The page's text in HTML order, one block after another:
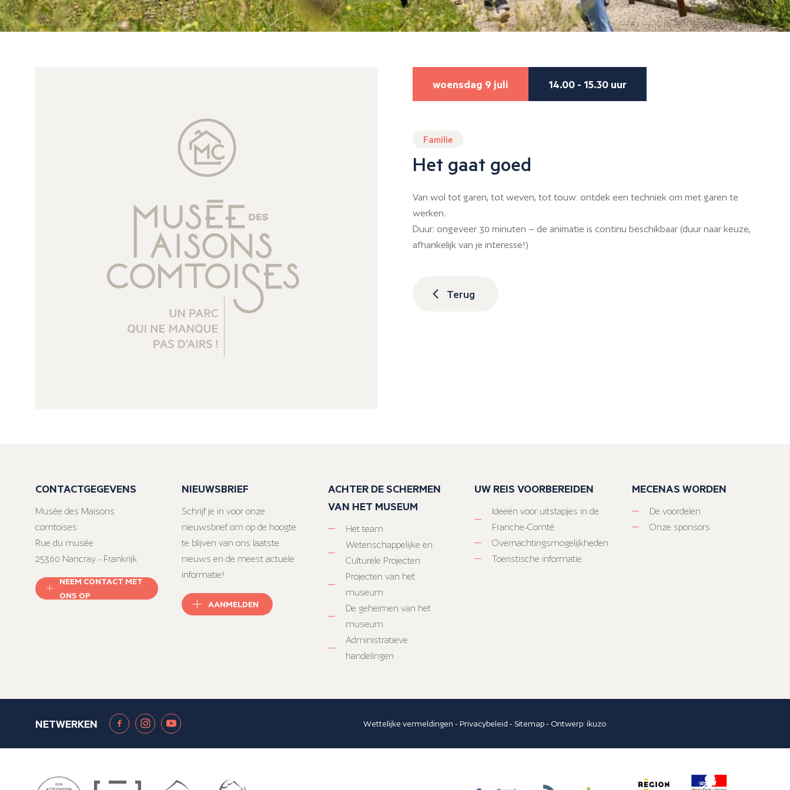
woensdag 9 juli 14.00 - 15.30 uur
Familie
Het gaat goed
Van wol tot garen, tot weven, tot touw: ontdek een techniek om met garen te
werken.
Duur: ongeveer 30 minuten – de animatie is continu beschikbaar (duur naar keuze,
afhankelijk van je interesse!)
Terug
CONTACTGEGEVENS
Musée des Maisons
comtoises
Rue du musée
25360 Nancray - Frankrijk
NEEM CONTACT MET
ONS OP
NIEUWSBRIEF
Schrijf je in voor onze
nieuwsbrief om op de hoogte
te blijven van ons laatste
nieuws en de meest actuele
informatie!
AANMELDEN
ACHTER DE SCHERMEN
VAN HET MUSEUM
Het team
Wetenschappelijke en
Culturele Projecten
Projecten van het
museum
De geheimen van het
museum
Administratieve
handelingen
UW REIS VOORBEREIDEN
Ideeën voor uitstapjes in de
Franche-Comté
Overnachtingsmogelijkheden
Toeristische informatie
MECENAS WORDEN
De voordelen
Onze sponsors
NETWERKEN Wettelijke vermeldingen -Privacybeleid - Sitemap- Ontwerp:ikuzo